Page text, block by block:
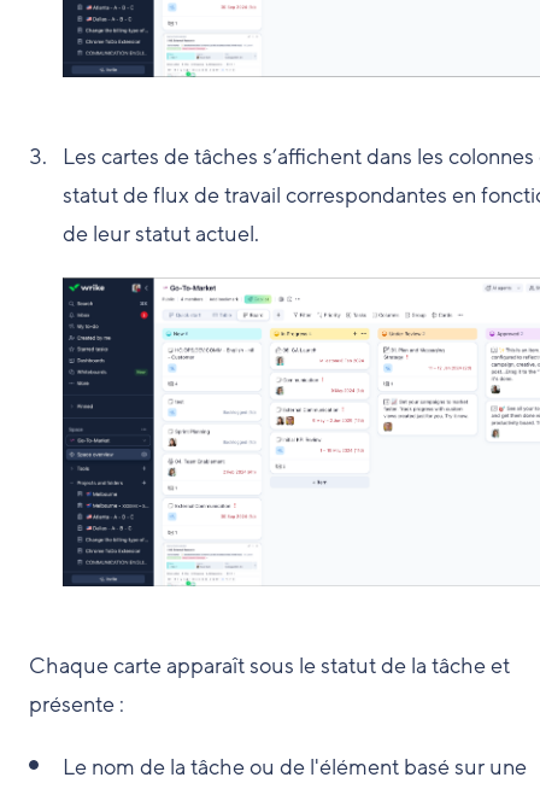
Les cartes de tâches s’affichent dans les
statut de flux de travail correspondantes en
de leur statut actuel.
Chaque carte apparaît sous le statut de la tâche et
présente :
Le nom de la tâche ou de l'élément basé sur une